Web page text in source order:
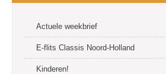
Actuele weekbrief
E-flits Classis Noord-Holland
Kinderen!